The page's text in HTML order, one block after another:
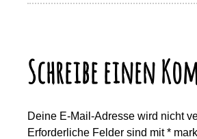
Schreibe einen
Deine E-Mail-Adresse wird nicht
Erforderliche Felder sind mit*